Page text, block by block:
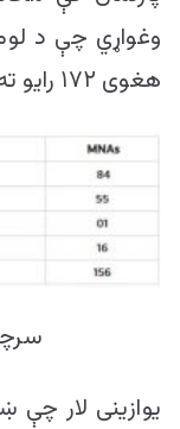
وغواړي چې د
هغوی ۱۷۲ رایو ته اړتیا لري.
یوازینی لار